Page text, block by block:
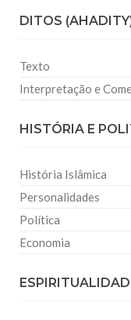
DITOS
Texto
Interpretação e
HISTÓRIA E
História Islâmica
Personalidades
Política
Economia